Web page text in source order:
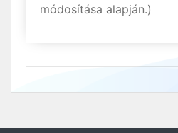
módosítása alapján.)